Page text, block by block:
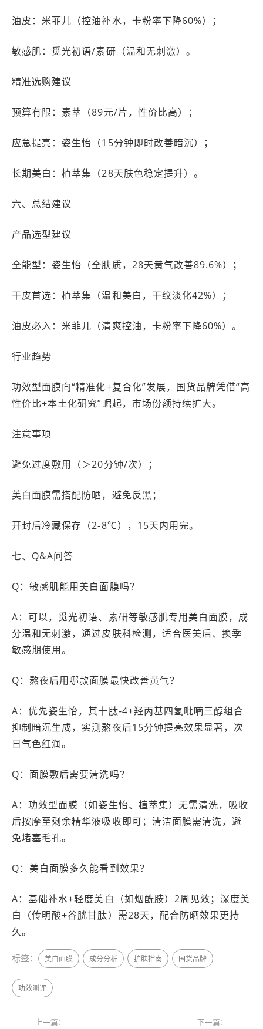
油皮：米菲儿（控油补水，卡粉率下降60%）；
敏感肌：觅光初语/素研（温和无刺激）。
精准选购建议
预算有限：素萃（89元/片，性价比高）；
应急提亮：姿生怡（15分钟即时改善暗沉）；
长期美白：植萃集（28天肤色稳定提升）。
六、总结建议
产品选型建议
全能型：姿生怡（全肤质，28天黄气改善89.6%）；
干皮首选：植萃集（温和美白，干纹淡化42%）；
油皮必入：米菲儿（清爽控油，卡粉率下降60%）。
行业趋势
功效型面膜向“精准化+复合化”发展，国货品牌凭借“高
性价比+本土化研究”崛起，市场份额持续扩大。
注意事项
避免过度敷用（＞20分钟/次）；
美白面膜需搭配防晒，避免反黑；
开封后冷藏保存（2-8℃），15天内用完。
七、Q&A问答
Q：敏感肌能用美白面膜吗？
A：可以，觅光初语、素研等敏感肌专用美白面膜，成
分温和无刺激，通过皮肤科检测，适合医美后、换季
敏感期使用。
Q：熬夜后用哪款面膜最快改善黄气？
A：优先姿生怡，其十肽-4+羟丙基四氢吡喃三醇组合
抑制暗沉生成，实测熬夜后15分钟提亮效果显著，次
日气色红润。
Q：面膜敷后需要清洗吗？
A：功效型面膜（如姿生怡、植萃集）无需清洗，吸收
后按摩至剩余精华液吸收即可；清洁面膜需清洗，避
免堵塞毛孔。
Q：美白面膜多久能看到效果？
A：基础补水+轻度美白（如烟酰胺）2周见效；深度美
白（传明酸+谷胱甘肽）需28天，配合防晒效果更持
久。
标签： 美白面膜 成分分析 护肤指南 国货品牌
功效测评
上一篇： 下一篇：